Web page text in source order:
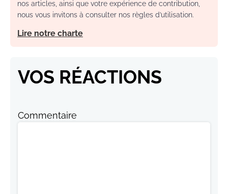
nos articles, ainsi que votre expérience de contribution,
nous vous invitons à consulter nos règles d’utilisation.
Lire notre charte
VOS RÉACTIONS
Commentaire